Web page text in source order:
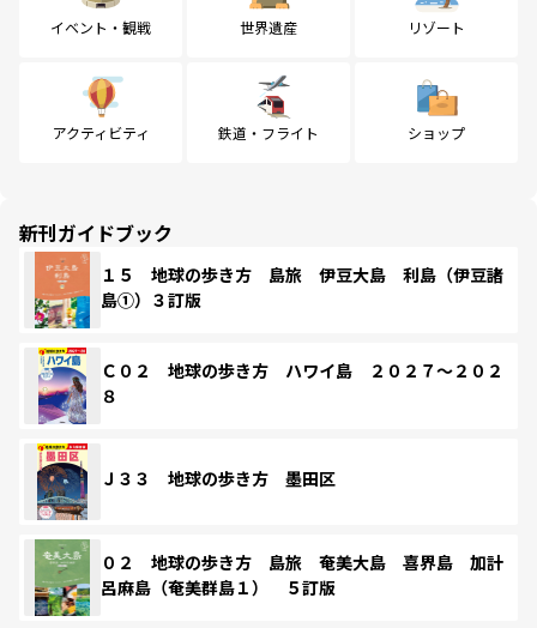
イベント・観戦 世界遺産 リゾート
アクティビティ 鉄道・フライト ショップ
新刊ガイドブック
１５ 地球の歩き方 島旅 伊豆大島 利島（伊豆諸
島①）３訂版
Ｃ０２ 地球の歩き方 ハワイ島 ２０２７～２０２
８
Ｊ３３ 地球の歩き方 墨田区
０２ 地球の歩き方 島旅 奄美大島 喜界島 加計
呂麻島（奄美群島１） ５訂版